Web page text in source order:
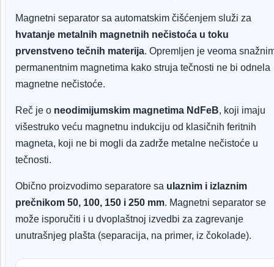
Magnetni separator sa automatskim čišćenjem služi za
hvatanje metalnih magnetnih nečistoća u toku
prvenstveno tečnih materija. Opremljen je veoma
permanentnim magnetima kako struja tečnosti ne bi odnela
magnetne nečistoće.
Reč je o neodimijumskim magnetima NdFeB, koji imaju
višestruko veću magnetnu indukciju od klasičnih feritnih
magneta, koji ne bi mogli da zadrže metalne nečistoće u
tečnosti.
Obično proizvodimo separatore sa ulaznim i izlaznim
prečnikom 50, 100, 150 i 250 mm. Magnetni separator se
može isporučiti i u dvoplaštnoj izvedbi za zagrevanje
unutrašnjeg plašta (separacija, na primer, iz čokolade).